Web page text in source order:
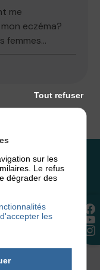
me
eczéma?
femmes...
don ?
sur les
Le refus
dégrader des
les
Tout refuser